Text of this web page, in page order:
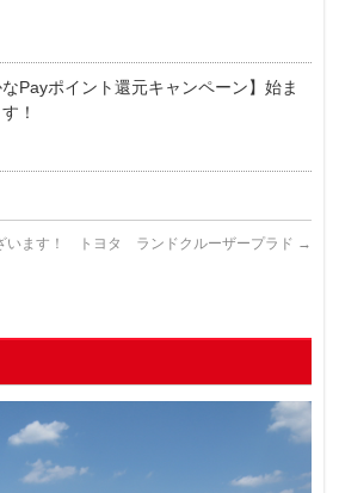
なPayポイント還元キャンペーン】始ま
！
ます！ トヨタ ランドクルーザープラド →